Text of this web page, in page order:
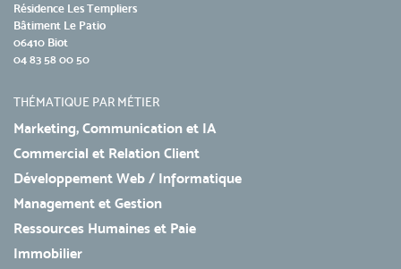
Résidence Les Templiers
Bâtiment Le Patio
06410 Biot
04 83 58 00 50
THÉMATIQUE PAR MÉTIER
Marketing, Communication et IA
Commercial et Relation Client
Développement Web / Informatique
Management et Gestion
Ressources Humaines et Paie
Immobilier